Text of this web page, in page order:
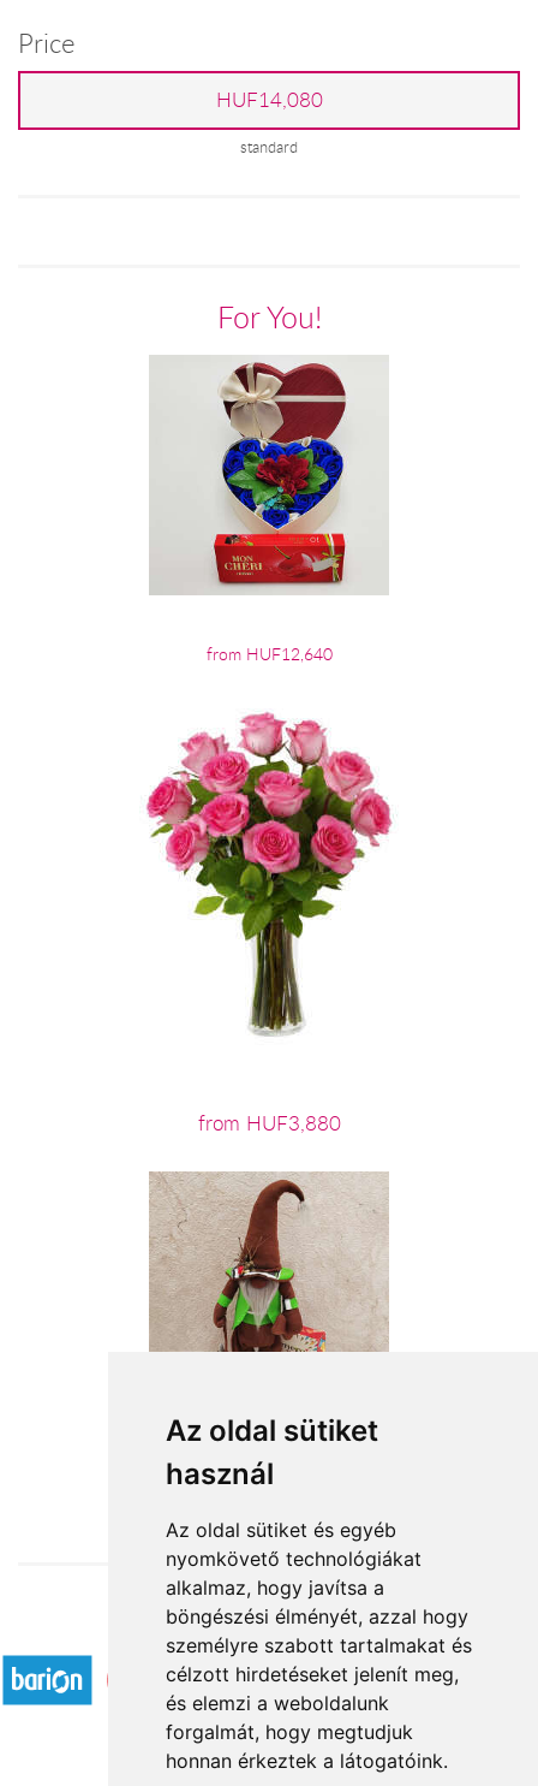
Az oldal sütiket
használ
Az oldal sütiket és egyéb
nyomkövető technológiákat
alkalmaz, hogy javítsa a
böngészési élményét, azzal hogy
személyre szabott tartalmakat és
célzott hirdetéseket jelenít meg,
és elemzi a weboldalunk
forgalmát, hogy megtudjuk
honnan érkeztek a látogatóink.
Price
HUF14,080
standard
For You!
from HUF12,640
from HUF3,880
from HUF19,400
Accepted payment methods